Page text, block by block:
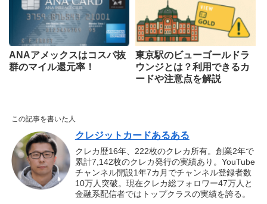
ANAアメックスはコスパ抜
群のマイル還元率！
東京駅のビューゴールドラ
ウンジとは？利用できるカ
ードや注意点を解説
この記事を書いた人
クレジットカードあるある
クレカ歴16年、222枚のクレカ所有。創業2年で
累計7,142枚のクレカ発行の実績あり。YouTube
チャンネル開設1年7カ月でチャンネル登録者数
10万人突破。現在クレカ総フォロワー47万人と
金融系配信者ではトップクラスの実績を誇る。